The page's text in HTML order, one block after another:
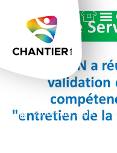
20 février 2019
Février